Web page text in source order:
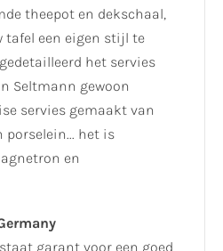
theepot en dekschaal,
een eigen stijl te
het servies
Seltmann gewoon
servies gemaakt van
porselein... het is
en
garant voor een goed